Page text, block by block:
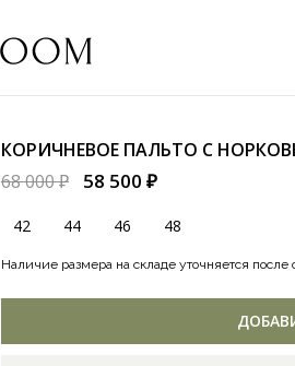
КОРИЧНЕВОЕ ПАЛЬТО С
68 000 ₽
58 500 ₽
42 44 46 48
Наличие размера на складе уточняется после